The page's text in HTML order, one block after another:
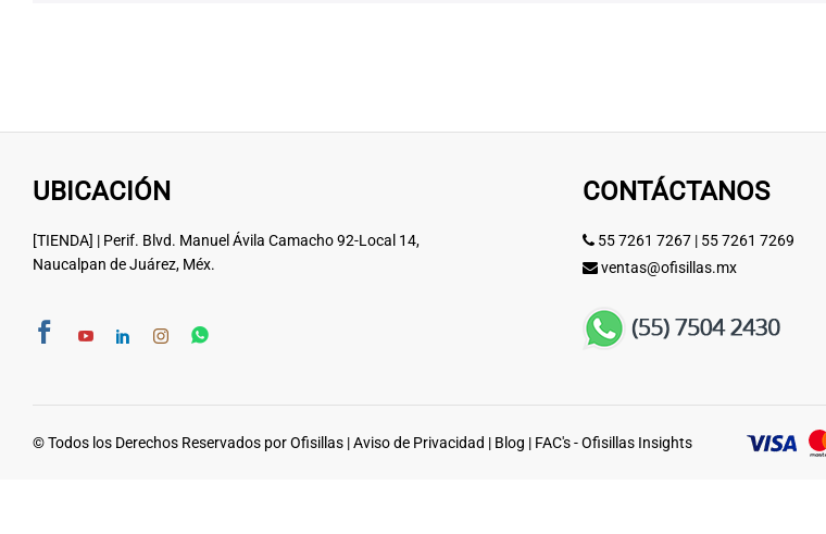
UBICACIÓN
[TIENDA] | Perif. Blvd. Manuel Ávila Camacho 92-Local 14,
Naucalpan de Juárez, Méx.
CONTÁCTANOS
55 7261 7267| 55 7261 7269
ventas@ofisillas.mx
© Todos los Derechos Reservados por Ofisillas |Aviso de Privacidad | Blog | FAC's - Ofisillas Insights